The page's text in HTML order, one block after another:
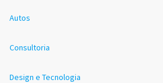
Autos
Consultoria
Design e Tecnologia